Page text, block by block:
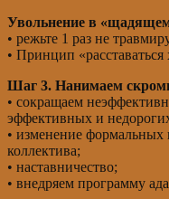
Увольнение в
• режьте 1 раз не
• Принцип
Шаг 3. Нанимаем
• сокращаем
эффективных и
• изменение
коллектива;
• наставничество;
• внедряем программу